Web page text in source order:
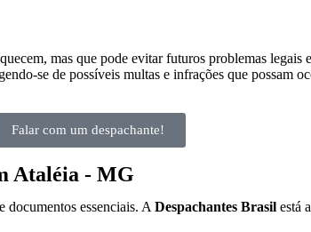
mas que pode evitar futuros problemas
se de possíveis multas e infrações que possam
Falar com um despachante!
Ataléia - MG
documentos essenciais. A Despachantes Brasil está